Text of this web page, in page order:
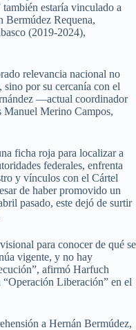
estaría vinculado a
Bermúdez Requena,
(2019-2024),
relevancia nacional no
por su cercanía con el
—actual coordinador
Merino Campos,
ficha roja para localizar a
federales, enfrenta
y vínculos con el Cártel
de haber promovido un
pasado, este dejó de surtir
para conocer de qué se
vigente, y no hay
afirmó Harfuch
“Operación Liberación” en el
a Hernán Bermúdez,